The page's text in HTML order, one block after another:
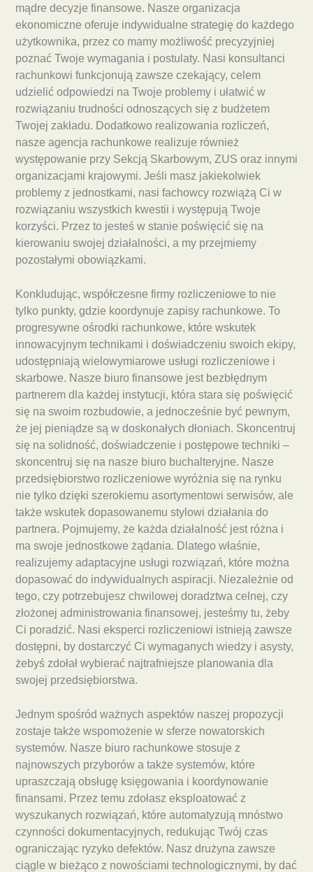
mądre decyzje finansowe. Nasze organizacja
ekonomiczne oferuje indywidualne strategię do każdego
użytkownika, przez co mamy możliwość precyzyjniej
poznać Twoje wymagania i postulaty. Nasi konsultanci
rachunkowi funkcjonują zawsze czekający, celem
udzielić odpowiedzi na Twoje problemy i ułatwić w
rozwiązaniu trudności odnoszących się z budżetem
Twojej zakładu. Dodatkowo realizowania rozliczeń,
nasze agencja rachunkowe realizuje również
występowanie przy Sekcją Skarbowym, ZUS oraz innymi
organizacjami krajowymi. Jeśli masz jakiekolwiek
problemy z jednostkami, nasi fachowcy rozwiążą Ci w
rozwiązaniu wszystkich kwestii i występują Twoje
korzyści. Przez to jesteś w stanie poświęcić się na
kierowaniu swojej działalności, a my przejmiemy
pozostałymi obowiązkami.
Konkludując, współczesne firmy rozliczeniowe to nie
tylko punkty, gdzie koordynuje zapisy rachunkowe. To
progresywne ośrodki rachunkowe, które wskutek
innowacyjnym technikami i doświadczeniu swoich ekipy,
udostępniają wielowymiarowe usługi rozliczeniowe i
skarbowe. Nasze biuro finansowe jest bezbłędnym
partnerem dla każdej instytucji, która stara się poświęcić
się na swoim rozbudowie, a jednocześnie być pewnym,
że jej pieniądze są w doskonałych dłoniach. Skoncentruj
się na solidność, doświadczenie i postępowe techniki –
skoncentruj się na nasze biuro buchalteryjne. Nasze
przedsiębiorstwo rozliczeniowe wyróżnia się na rynku
nie tylko dzięki szerokiemu asortymentowi serwisów, ale
także wskutek dopasowanemu stylowi działania do
partnera. Pojmujemy, że każda działalność jest różna i
ma swoje jednostkowe żądania. Dlatego właśnie,
realizujemy adaptacyjne usługi rozwiązań, które można
dopasować do indywidualnych aspiracji. Niezależnie od
tego, czy potrzebujesz chwilowej doradztwa celnej, czy
złożonej administrowania finansowej, jesteśmy tu, żeby
Ci poradzić. Nasi eksperci rozliczeniowi istnieją zawsze
dostępni, by dostarczyć Ci wymaganych wiedzy i asysty,
żebyś zdołał wybierać najtrafniejsze planowania dla
swojej przedsiębiorstwa.
Jednym spośród ważnych aspektów naszej propozycji
zostaje także wspomożenie w sferze nowatorskich
systemów. Nasze biuro rachunkowe stosuje z
najnowszych przyborów a także systemów, które
upraszczają obsługę księgowania i koordynowanie
finansami. Przez temu zdołasz eksploatować z
wyszukanych rozwiązań, które automatyzują mnóstwo
czynności dokumentacyjnych, redukując Twój czas
ograniczając ryzyko defektów. Nasz drużyna zawsze
ciągle w bieżąco z nowościami technologicznymi, by dać